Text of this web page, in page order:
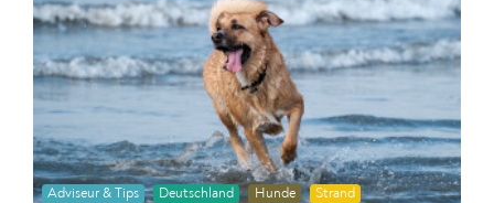
Adviseur & Tips Deutschland Hunde Strand